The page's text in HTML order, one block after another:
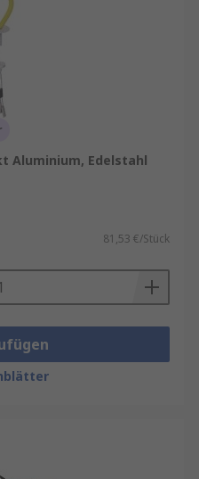
Aluminium, Edelstahl
81,53 €/Stück